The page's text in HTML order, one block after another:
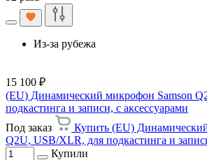
Из-за рубежа
15 100 ₽
(EU) Динамический микрофон Samson
подкастинга и записи, с аксессуарами
Под заказ
Купить (EU)
Q2U, USB/XLR, для подкастинга и
Купили